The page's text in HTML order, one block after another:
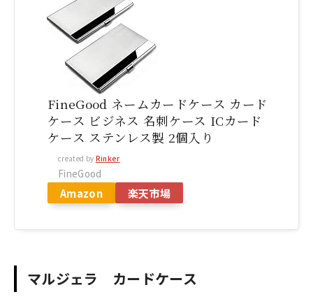
FineGood ネームカードケース カード
ケース ビジネス 名刺ケース ICカード
ケース ステンレス製 2個入り
created by Rinker
FineGood
Amazon 楽天市場
マルジェラ カードケース